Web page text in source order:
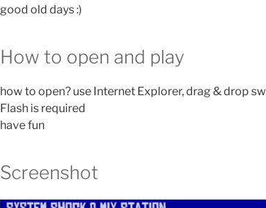
good old days :)
How to open and play
how to open? use Internet Explorer, drag & drop
Flash is required
have fun
Screenshot